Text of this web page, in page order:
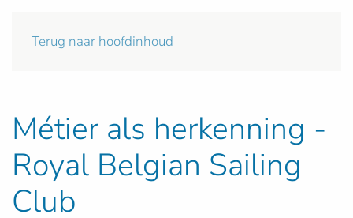
Terug naar hoofdinhoud
Métier als herkenning -
Royal Belgian Sailing
Club